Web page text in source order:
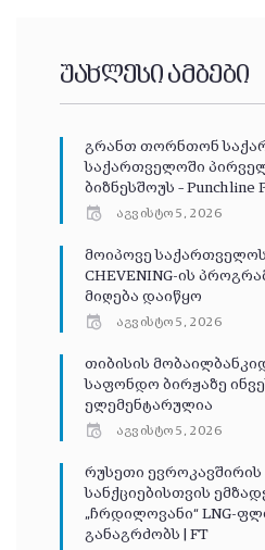
უახლესი ამბები
გრანთ თორნთონ
საქართველოში
ბიზნესშოუს –
აგვისტო 5, 2026
მოიპოვე საქართველოს
CHEVENING-ის
მიღება დაიწყო
აგვისტო 5, 2026
თიბისის
საფონდო ბირჟაზე
ელემენტარულია
აგვისტო 5, 2026
რუსეთი ევროკავშირის
სანქციებისთვის
„ჩრდილოვანი“ LNG-
განაგრძობს | FT